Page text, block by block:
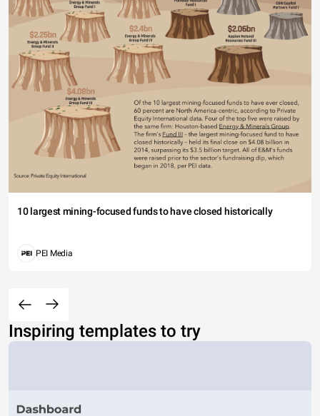
10 largest mining-focused funds to have closed historically
PEI Media
Inspiring templates to try